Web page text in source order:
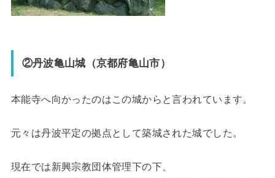
②丹波亀山城（京都府亀山市）
本能寺へ向かったのはこの城からと言われています。
元々は丹波平定の拠点として築城された城でした。
現在では新興宗教団体管理下の下、